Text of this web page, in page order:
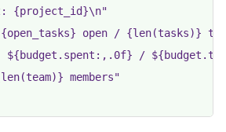
{project_id}\n"
open / {len(tasks)}
${budget.spent:,.0f} /
members"